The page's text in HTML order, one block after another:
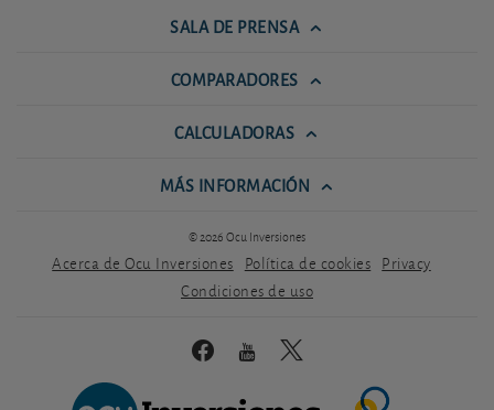
SALA DE PRENSA
COMPARADORES
CALCULADORAS
MÁS INFORMACIÓN
© 2026 Ocu Inversiones
Acerca de Ocu Inversiones Política de cookies Privacy
Condiciones de uso